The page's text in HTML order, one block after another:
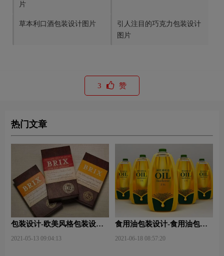
片
草本利口酒包装设计图片
引人注目的巧克力包装设计
图片
3 赞
热门文章
包装设计-欧美风格包装设
2021-05-13 09:04:13
食用油包装设计-食用油包装
2021-06-18 08:57:20